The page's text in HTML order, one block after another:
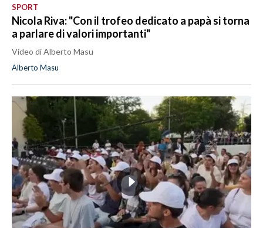
SPORT
Nicola Riva: "Con il trofeo dedicato a papà si torna
a parlare di valori importanti"
Video di Alberto Masu
Alberto Masu